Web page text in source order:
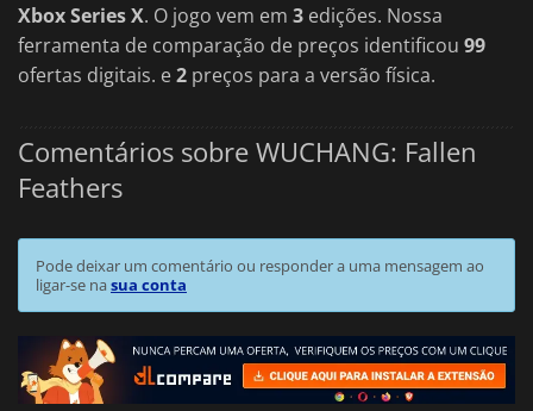
Xbox Series X. O jogo vem em 3 edições. Nossa
ferramenta de comparação de preços identificou 99
ofertas digitais. e2 preços para a versão física.
Comentários sobre WUCHANG: Fallen
Feathers
Pode deixar um comentário ou responder a uma mensagem ao
ligar-se nasua conta